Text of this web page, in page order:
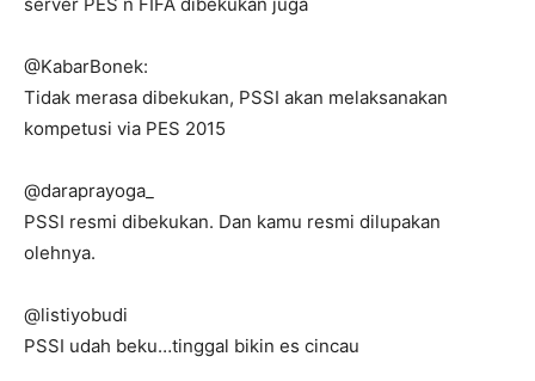
@KabarBonek:
Tidak merasa dibekukan, PSSI akan melaksanakan
kompetusi via PES 2015
@daraprayoga_
PSSI resmi dibekukan. Dan kamu resmi dilupakan
olehnya.
@listiyobudi
PSSI udah beku…tinggal bikin es cincau